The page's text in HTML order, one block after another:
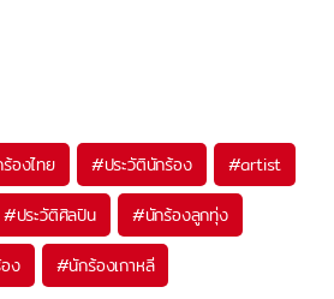
องไทย #ประวัตินักร้อง #artist
#ประวัติศิลปิน #นักร้องลูกทุ่ง
ง #นักร้องเกาหลี